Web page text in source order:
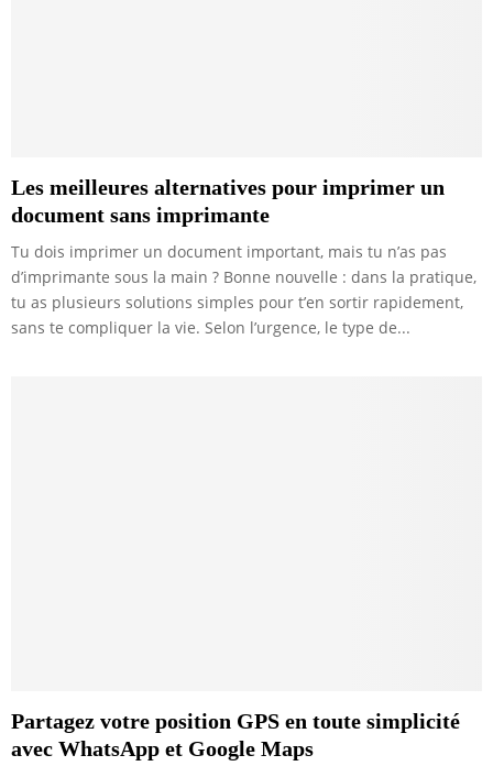
Les meilleures alternatives pour imprimer un
document sans imprimante
Tu dois imprimer un document important, mais tu n’as pas
d’imprimante sous la main ? Bonne nouvelle : dans la pratique,
tu as plusieurs solutions simples pour t’en sortir rapidement,
sans te compliquer la vie. Selon l’urgence, le type de...
Partagez votre position GPS en toute simplicité
avec WhatsApp et Google Maps